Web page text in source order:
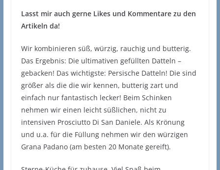
Lasst mir auch gerne Likes und Kommentare zu den
Artikeln da!
Wir kombinieren süß, würzig, rauchig und butterig.
Das Ergebnis: Die ultimativen gefüllten Datteln –
gebacken! Das wichtigste: Persische Datteln! Die sind
größer als die die wir kennen, butterig zart und
einfach nur fantastisch lecker! Beim Schinken
nehmen wir einen leicht süßlichen, nicht zu
intensiven Prosciutto Di San Daniele. Als Krönung
und u.a. für die Füllung nehmen wir den würzigen
Grana Padano (am besten 20 Monate gereift).